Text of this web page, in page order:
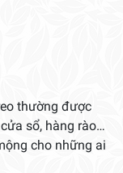
thường được
sổ, hàng rào…
cho những ai